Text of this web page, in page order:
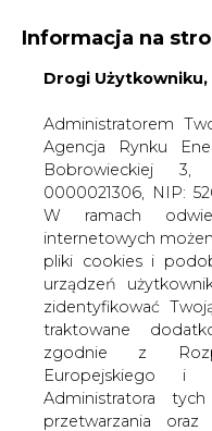
KONTAKT:
WYDAWCA
WYSOKI KONTRAST
Informacja na
Drogi Użytkowniku,
Administratorem
Agencja Rynku
Bobrowieckiej 3,
0000021306, NIP:
W ramach
internetowych
pliki cookies i
urządzeń
zidentyfikować
traktowane
zgodnie z
Europejskiego i
Administratora
przetwarzania